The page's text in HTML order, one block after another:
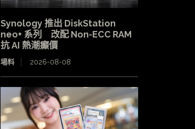
Synology 推出 DiskStation
neo+ 系列 改配 Non-ECC RAM
抗 AI 熱潮癲價
場料 2026-08-08